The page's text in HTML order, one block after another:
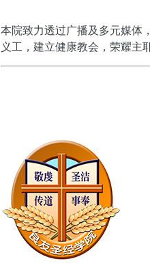
本院致力透过广播及多元媒体
义工，建立健康教会，荣耀主